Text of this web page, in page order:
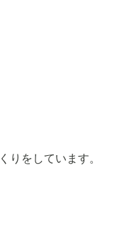
りをしています。